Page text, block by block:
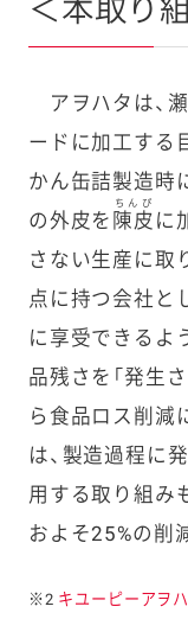
＜本取り
アヲハタは、
ードに加工する
かん缶詰製造時
の外皮を 陳皮
ちんぴ
に
さない生産に取
点に持つ会社と
に享受できるよ
品残さを「発生
ら食品ロス削減
は、製造過程に
用する取り組み
およそ25%の削
※2 キユーピーアヲ